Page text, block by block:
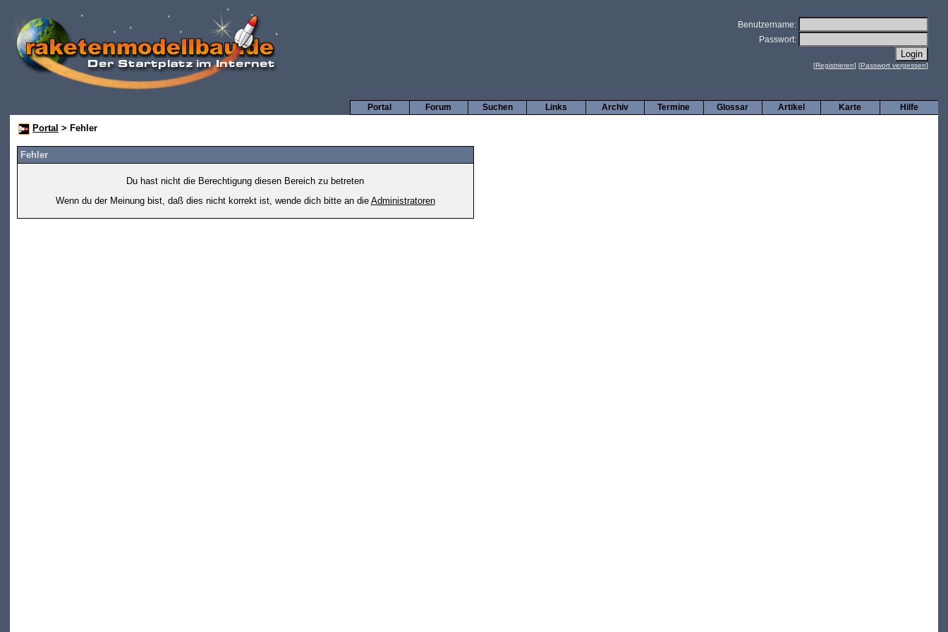
Benutzername:
Passwort:
[Registrieren] [Passwort vergessen]
Hilfe
Karte
Artikel
Glossar
Termine
Archiv
Links
Suchen
Forum
Portal
Portal > Fehler
Fehler
Du hast nicht die Berechtigung diesen Bereich zu betreten
Wenn du der Meinung bist, daß dies nicht korrekt ist, wende dich bitte an die Administratoren